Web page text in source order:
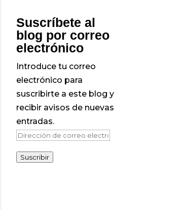
Suscríbete al
blog por correo
electrónico
Introduce tu correo
electrónico para
suscribirte a este blog y
recibir avisos de nuevas
entradas.
Dirección
correo
Suscribir